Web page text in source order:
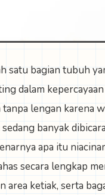
satu bagian tubuh
dalam
tanpa lengan karena
banyak
apa itu
secara lengkap
ketiak, serta